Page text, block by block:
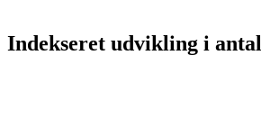
Indekseret udvikling i